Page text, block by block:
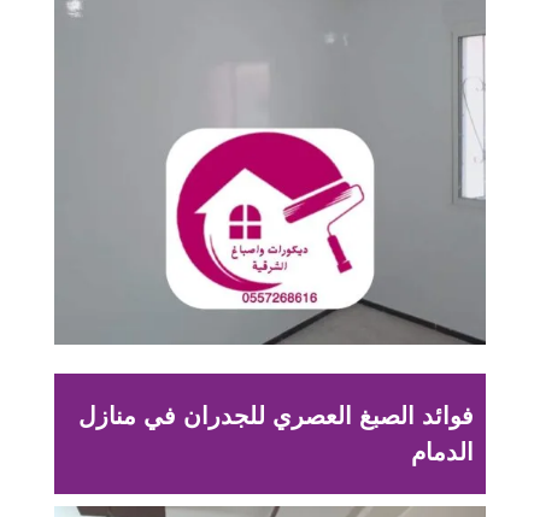
فوائد الصبغ العصري للجدران في منازل
الدمام